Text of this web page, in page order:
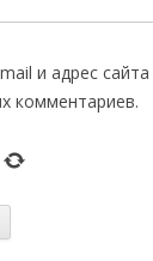
и адрес
комментариев.